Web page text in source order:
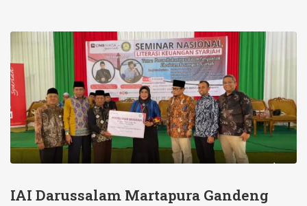
IAI Darussalam Martapura Gandeng